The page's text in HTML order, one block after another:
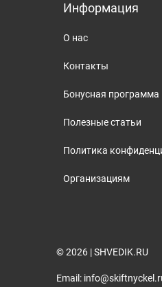
Информация
О нас
Контакты
Бонусная программа
Полезные статьи
Политика
Организациям
© 2026 | SHVEDIK.RU
Email: